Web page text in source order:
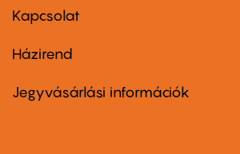
firstKapcsolat
Footer
second
Házirend
Jegyvásárlási információk